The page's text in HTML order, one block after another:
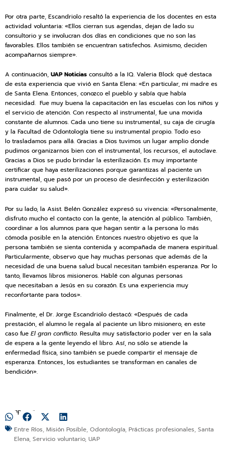
Por otra parte, Escandriolo resaltó la experiencia de los docentes en esta
actividad voluntaria: «Ellos cierran sus agendas, dejan de lado su
consultorio y se involucran dos días en condiciones que no son las
favorables. Ellos también se encuentran satisfechos. Asimismo, deciden
acompañarnos siempre».
A continuación, UAP Noticias consultó a la IQ. Valeria Block qué destaca
de esta experiencia que vivió en Santa Elena: «En particular, mi madre es
de Santa Elena. Entonces, conozco el pueblo y sabía que había
necesidad. Fue muy buena la capacitación en las escuelas con los niños y
el servicio de atención. Con respecto al instrumental, fue una movida
constante de alumnos. Cada uno tiene su instrumental, su caja de cirugía
y la Facultad de Odontología tiene su instrumental propio. Todo eso
lo trasladamos para allá. Gracias a Dios tuvimos un lugar amplio donde
pudimos organizarnos bien con el instrumental, los recursos, el autoclave.
Gracias a Dios se pudo brindar la esterilización. Es muy importante
certificar que haya esterilizaciones porque garantizas al paciente un
instrumental, que pasó por un proceso de desinfección y esterilización
para cuidar su salud».
Por su lado, la Asist. Belén González expresó su vivencia: «Personalmente,
disfruto mucho el contacto con la gente, la atención al público. También,
coordinar a los alumnos para que hagan sentir a la persona lo más
cómoda posible en la atención. Entonces nuestro objetivo es que la
persona también se sienta contenida y acompañada de manera espiritual.
Particularmente, observo que hay muchas personas que además de la
necesidad de una buena salud bucal necesitan también esperanza. Por lo
tanto, llevamos libros misioneros. Hablé con algunas personas
que necesitaban a Jesús en su corazón. Es una experiencia muy
reconfortante para todos».
Finalmente, el Dr. Jorge Escandriolo destacó: «Después de cada
prestación, el alumno le regala al paciente un libro misionero, en este
caso fue El gran conflicto. Resulta muy satisfactorio poder ver en la sala
de espera a la gente leyendo el libro. Así, no sólo se atiende la
enfermedad física, sino también se puede compartir el mensaje de
esperanza. Entonces, los estudiantes se transforman en canales de
bendición».
Compartir:
Entre Ríos, Misión Posible, Odontología, Prácticas profesionales, Santa
Elena, Servicio voluntario, UAP